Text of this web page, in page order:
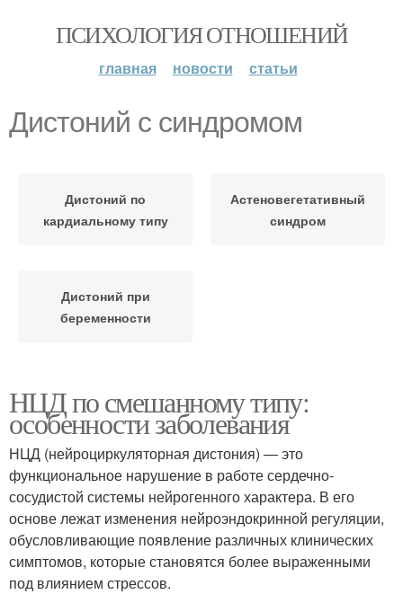
ПСИХОЛОГИЯ ОТНОШЕНИЙ
главная новости статьи
Дистоний с синдромом
Дистоний по
кардиальному типу
Астеновегетативный
синдром
Дистоний при
беременности
НЦД по смешанному типу:
особенности заболевания
НЦД (нейроциркуляторная дистония) — это
функциональное нарушение в работе сердечно-
сосудистой системы нейрогенного характера. В его
основе лежат изменения нейроэндокринной регуляции,
обусловливающие появление различных клинических
симптомов, которые становятся более выраженными
под влиянием стрессов.